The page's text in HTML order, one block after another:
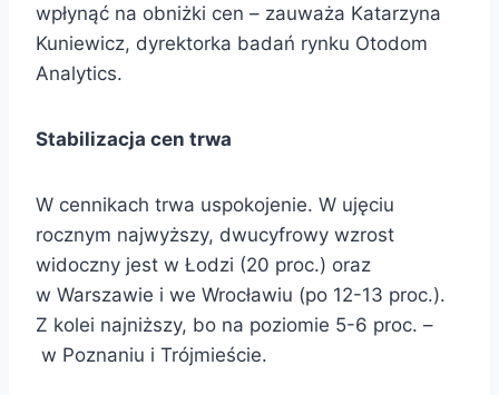
wpłynąć na obniżki cen – zauważa Katarzyna
Kuniewicz, dyrektorka badań rynku Otodom
Analytics.
Stabilizacja cen trwa
W cennikach trwa uspokojenie. W ujęciu
rocznym najwyższy, dwucyfrowy wzrost
widoczny jest w Łodzi (20 proc.) oraz
w Warszawie i we Wrocławiu (po 12-13 proc.).
Z kolei najniższy, bo na poziomie 5-6 proc. –
w Poznaniu i Trójmieście.